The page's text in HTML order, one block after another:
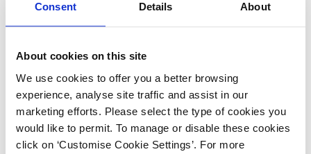
Consent Details About
About cookies on this site
We use cookies to offer you a better browsing
experience, analyse site traffic and assist in our
marketing efforts. Please select the type of cookies you
would like to permit. To manage or disable these cookies
click on ‘Customise Cookie Settings’. For more
evaluación con uno tipo kraftliner para mejorar la
experiencia de apertura e incrementar la resistencia al
estrictas pruebas de horma a mano y en máquina.